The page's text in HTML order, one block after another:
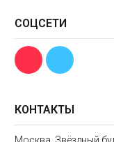
КОНТАКТЫ
СОЦСЕТИ